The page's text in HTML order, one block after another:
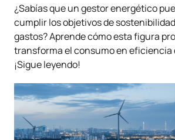
¿Sabías que un gestor energético
cumplir los objetivos de
gastos? Aprende cómo esta figura
transforma el consumo en eficiencia
¡Sigue leyendo!